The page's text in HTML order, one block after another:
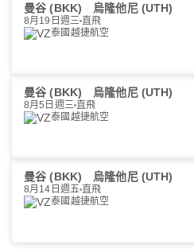
曼谷 (BKK) 烏隆他尼 (UTH)
8月19日週三 直飛
泰國越捷航空
曼谷 (BKK) 烏隆他尼 (UTH)
8月5日週三 直飛
泰國越捷航空
曼谷 (BKK) 烏隆他尼 (UTH)
8月14日週五 直飛
泰國越捷航空